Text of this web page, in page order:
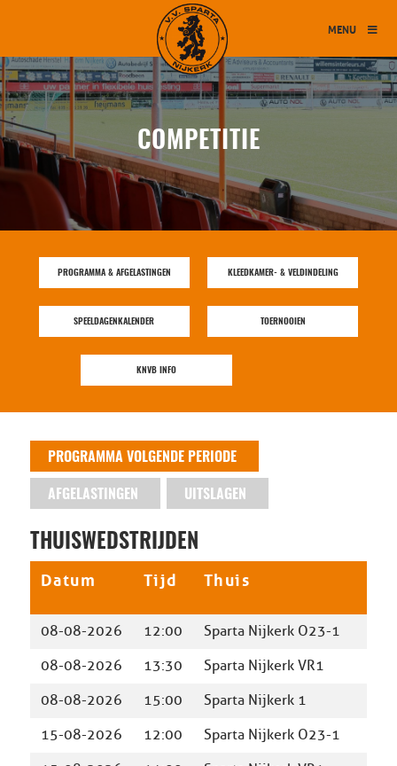
MENU
COMPETITIE
PROGRAMMA & AFGELASTINGEN KLEEDKAMER- & VELDINDELING
SPEELDAGENKALENDER TOERNOOIEN
KNVB INFO
PROGRAMMA VOLGENDE PERIODE
AFGELASTINGEN UITSLAGEN
THUISWEDSTRIJDEN
Datum Tijd Thuis
08-08-2026 12:00 Sparta Nijkerk O23-1
08-08-2026
13:30 Sparta Nijkerk VR1
08-08-2026
15:00 Sparta Nijkerk 1
15-08-2026
12:00 Sparta Nijkerk O23-1